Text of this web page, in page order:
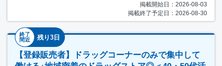
掲載開始日：2026-08-03
掲載終了予定日：2026-08-30
終了
間近
残り3日
【登録販売者】ドラッグコーナーのみで集中して